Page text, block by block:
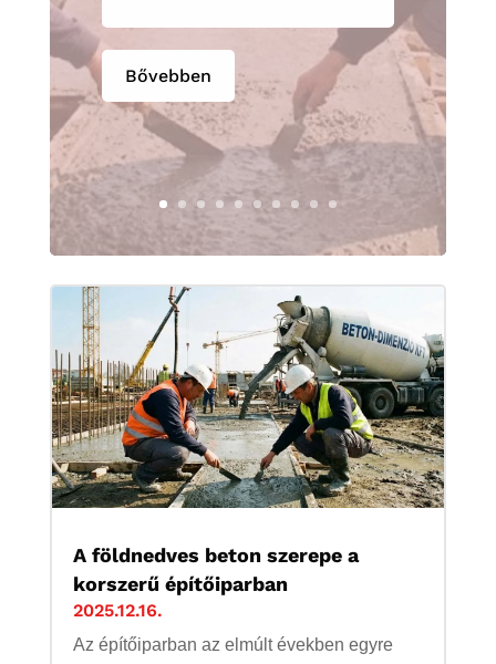
Bővebben
A földnedves beton szerepe a
korszerű építőiparban
2025.12.16.
Az építőiparban az elmúlt években egyre